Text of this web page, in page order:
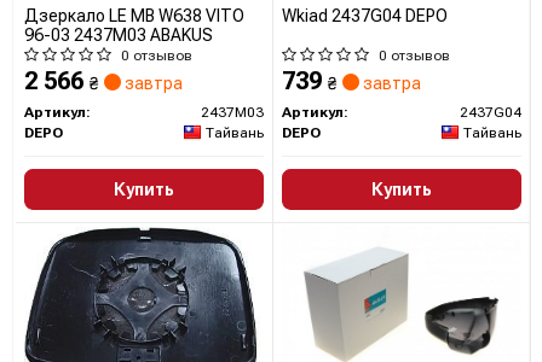
Дзеркало LE MB W638 VITO
96-03 2437M03 ABAKUS
0 отзывов
2 566 ₴ завтра
Артикул:
2437M03
DEPO
Тайвань
Купить
Wkіad 2437G04 DEPO
0 отзывов
739 ₴ завтра
Артикул:
2437G04
DEPO
Тайвань
Купить